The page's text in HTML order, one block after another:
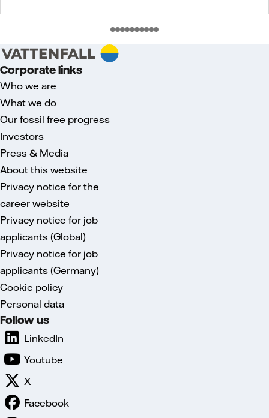
Corporate links
Who we are
What we do
Our fossil free progress
Investors
Press & Media
About this website
Privacy notice for the
career website
Privacy notice for job
applicants (Global)
Privacy notice for job
applicants (Germany)
Cookie policy
Personal data
Follow us
LinkedIn
Youtube
X
Facebook